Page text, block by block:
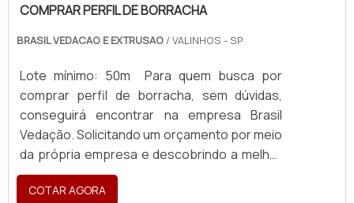
COMPRAR PERFIL DE BORRACHA
BRASIL VEDACAO E EXTRUSAO / VALINHOS - SP
Lote mínimo: 50m Para quem busca por
comprar perfil de borracha, sem dúvidas,
conseguirá encontrar na empresa Brasil
Vedação. Solicitando um orçamento por meio
da própria empresa e descobrindo a melhor
referência em qualidade. MAIS SOBRE
COMPRAR PERFIL DE BORRACHA Quem
COTAR AGORA